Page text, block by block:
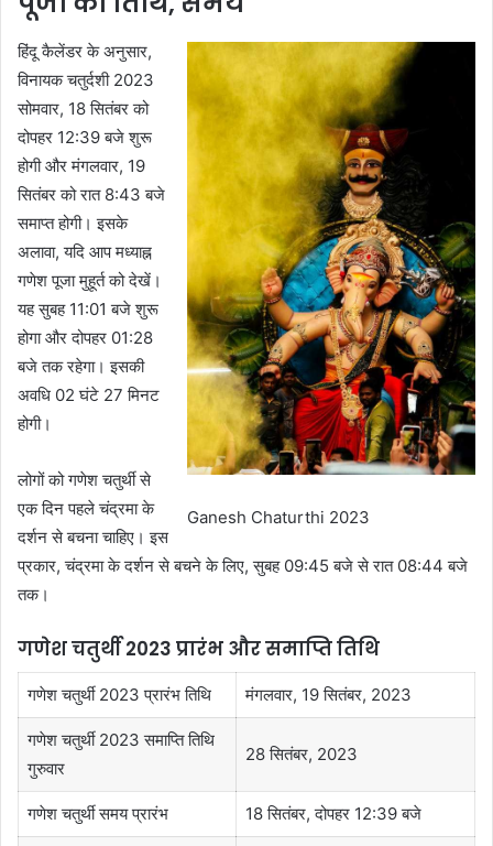
Ganesh Chaturthi 2023
हिंदू कैलेंडर के अनुसार,
विनायक चतुर्दशी 2023
सोमवार, 18 सितंबर को
दोपहर 12:39 बजे शुरू
होगी और मंगलवार, 19
सितंबर को रात 8:43 बजे
समाप्त होगी। इसके
अलावा, यदि आप मध्याह्न
गणेश पूजा मुहूर्त को देखें।
यह सुबह 11:01 बजे शुरू
होगा और दोपहर 01:28
बजे तक रहेगा। इसकी
अवधि 02 घंटे 27 मिनट
होगी।
लोगों को गणेश चतुर्थी से
एक दिन पहले चंद्रमा के
दर्शन से बचना चाहिए। इस
प्रकार, चंद्रमा के दर्शन से बचने के लिए, सुबह 09:45 बजे से रात 08:44 बजे
तक।
गणेश चतुर्थी 2023 प्रारंभ और समाप्ति तिथि
गणेश चतुर्थी 2023 प्रारंभ तिथि मंगलवार, 19 सितंबर, 2023
गणेश चतुर्थी 2023 समाप्ति तिथि
गुरुवार
28 सितंबर, 2023
गणेश चतुर्थी समय प्रारंभ 18 सितंबर, दोपहर 12:39 बजे